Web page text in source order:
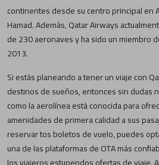
continentes desde su centro principal en
Hamad. Además, Qatar Airways
de 230 aeronaves y ha sido un miembro
2013.
Si estás planeando a tener un viaje con
destinos de sueños, entonces sin dudas
como la aerolínea está conocida para
amenidades de primera calidad a sus
reservar tos boletos de vuelo, puedes
una de las plataformas de OTA más